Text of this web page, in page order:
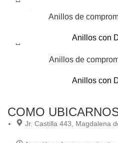
Anillos de
Anillos con
Anillos de
Anillos con
COMO
Jr. Castilla 443, Magdalena